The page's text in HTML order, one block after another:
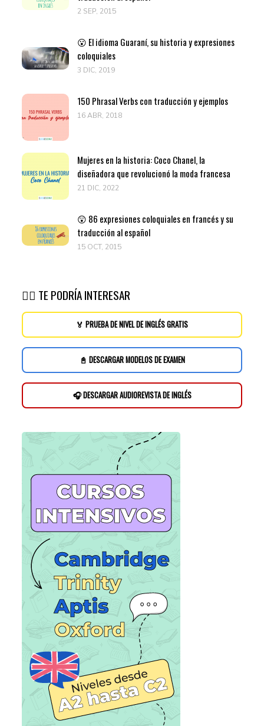
2 SEP, 2015
😮 El idioma Guaraní, su historia y expresiones
coloquiales
3 DIC, 2019
150 Phrasal Verbs con traducción y ejemplos
16 ABR, 2018
Mujeres en la historia: Coco Chanel, la
diseñadora que revolucionó la moda francesa
21 DIC, 2022
😲 86 expresiones coloquiales en francés y su
traducción al español
15 OCT, 2015
👉🏽 TE PODRÍA INTERESAR
🏅 PRUEBA DE NIVEL DE INGLÉS GRATIS
📓 DESCARGAR MODELOS DE EXAMEN
🎧 DESCARGAR AUDIOREVISTA DE INGLÉS